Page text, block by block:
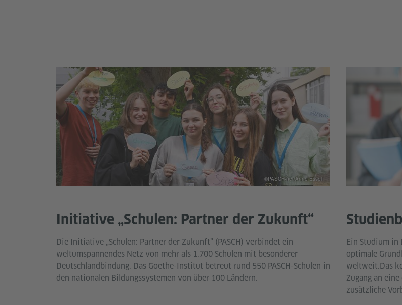
Initiative „Schulen: Partner der Zukunft“
Die Initiative „Schulen: Partner der Zukunft” (PASCH) verbindet ein
weltumspannendes Netz von mehr als 1.700 Schulen mit besonderer
Deutschlandbindung. Das Goethe-Institut betreut rund 550 PASCH-Schulen in
den nationalen Bildungssystemen von über 100 Ländern.
©PASCH-net/Anne Essel
Ein Studium in
optimale
weltweit.Das
Zugang an
zusätzliche